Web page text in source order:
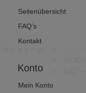
Seitenübersicht
FAQ’s
Kontakt
Konto
Mein Konto